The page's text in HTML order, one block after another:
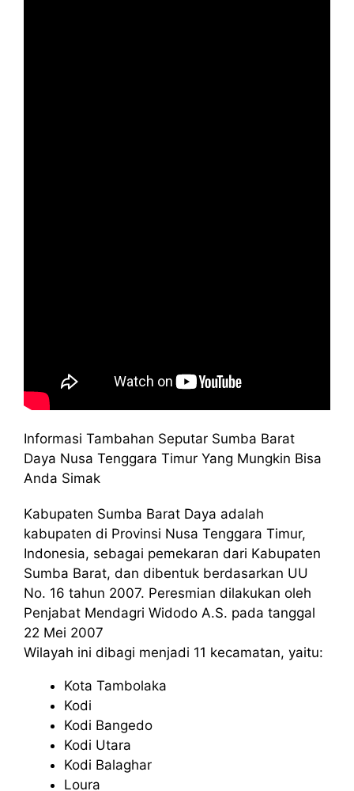
Informasi Tambahan Seputar Sumba Barat
Daya Nusa Tenggara Timur Yang Mungkin Bisa
Anda Simak
Kabupaten Sumba Barat Daya adalah
kabupaten di Provinsi Nusa Tenggara Timur,
Indonesia, sebagai pemekaran dari Kabupaten
Sumba Barat, dan dibentuk berdasarkan UU
No. 16 tahun 2007. Peresmian dilakukan oleh
Penjabat Mendagri Widodo A.S. pada tanggal
22 Mei 2007
Wilayah ini dibagi menjadi 11 kecamatan, yaitu:
Kota Tambolaka
Kodi
Kodi Bangedo
Kodi Utara
Kodi Balaghar
Loura